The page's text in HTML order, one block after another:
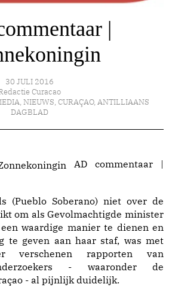
|
30 JULI 2016
Curacao
, NIEUWS, CURAÇAO, ANTILLIAANS
DAGBLAD
AD commentaar |
(Pueblo Soberano) niet over de
om als Gevolmachtigde minister
waardige manier te dienen en
te geven aan haar staf, was met
verschenen rapporten van
- waaronder de
- al pijnlijk duidelijk.